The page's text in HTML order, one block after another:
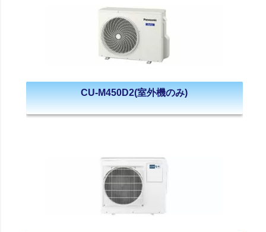
CU-M450D2(室外機のみ)